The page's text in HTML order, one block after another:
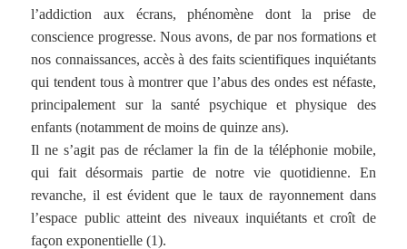
l’addiction aux écrans, phénomène dont la prise de
conscience progresse. Nous avons, de par nos formations et
nos connaissances, accès à des faits scientifiques inquiétants
qui tendent tous à montrer que l’abus des ondes est néfaste,
principalement sur la santé psychique et physique des
enfants (notamment de moins de quinze ans).
Il ne s’agit pas de réclamer la fin de la téléphonie mobile,
qui fait désormais partie de notre vie quotidienne. En
revanche, il est évident que le taux de rayonnement dans
l’espace public atteint des niveaux inquiétants et croît de
façon exponentielle (1).